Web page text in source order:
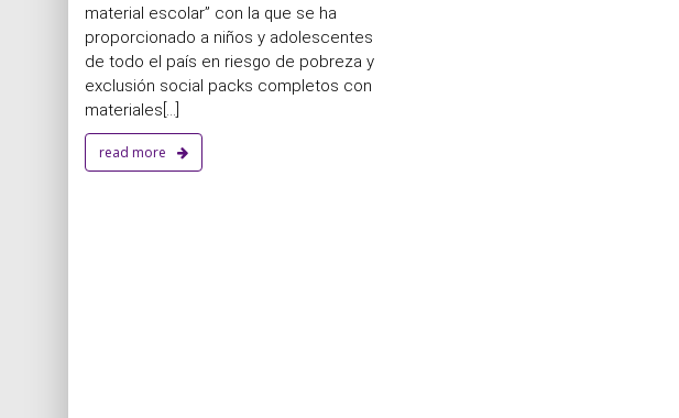
material escolar” con la que se ha
proporcionado a niños y adolescentes
de todo el país en riesgo de pobreza y
exclusión social packs completos con
materiales[...]
read more